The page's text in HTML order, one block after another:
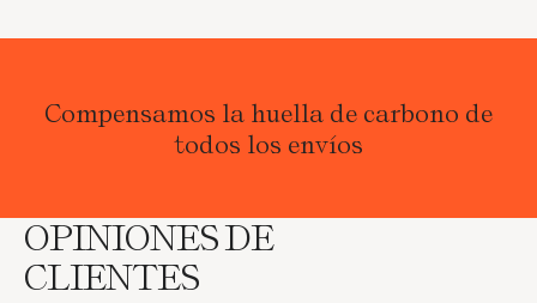
Compensamos la huella de carbono de
todos los envíos
OPINIONES DE
CLIENTES